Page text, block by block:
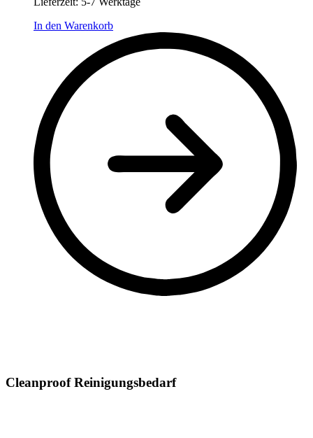
In den Warenkorb
Cleanproof Reinigungsbedarf